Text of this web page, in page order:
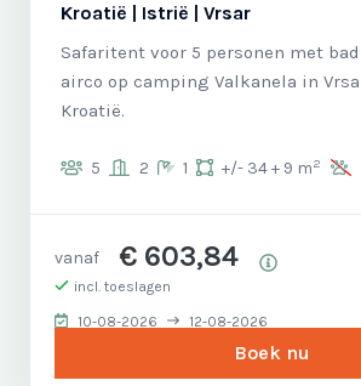
Kroatië | Istrië | Vrsar
Safaritent voor 5 personen met
airco op camping Valkanela in
Kroatië.
5 2 1 +/- 34 + 9 m2
vanaf € 603,84
incl. toeslagen
10-08-2026 12-08-2026
Boek nu